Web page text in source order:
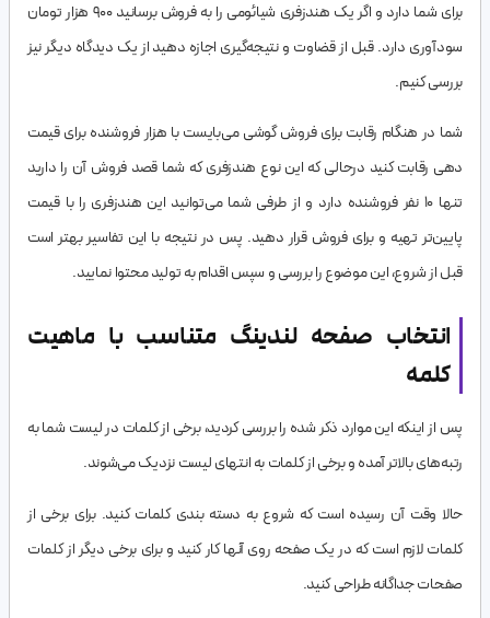
برای شما دارد و اگر یک هندزفری شیائومی را به فروش برسانید 900 هزار تومان
سودآوری دارد. قبل از قضاوت و نتیجه‌گیری اجازه دهید از یک دیدگاه دیگر نیز
بررسی کنیم.
شما در هنگام رقابت برای فروش گوشی می‌بایست با هزار فروشنده برای قیمت
دهی رقابت کنید درحالی که این نوع هندزفری که شما قصد فروش آن را دارید
تنها 10 نفر فروشنده دارد و از طرفی شما می‌توانید این هندزفری را با قیمت
پایین‌تر تهیه و برای فروش قرار دهید. پس در نتیجه با این تفاسیر بهتر است
قبل از شروع، این موضوع را بررسی و سپس اقدام به تولید محتوا نمایید.
انتخاب صفحه لندینگ متناسب با ماهیت
کلمه
پس از اینکه این موارد ذکر شده را بررسی کردید، برخی از کلمات در لیست شما به
رتبه‌های بالاتر آمده و برخی از کلمات به انتهای لیست نزدیک می‌شوند.
حالا وقت آن رسیده است که شروع به دسته بندی کلمات کنید. برای برخی از
کلمات لازم است که در یک صفحه روی آنها کار کنید و برای برخی دیگر از کلمات
صفحات جداگانه طراحی کنید.